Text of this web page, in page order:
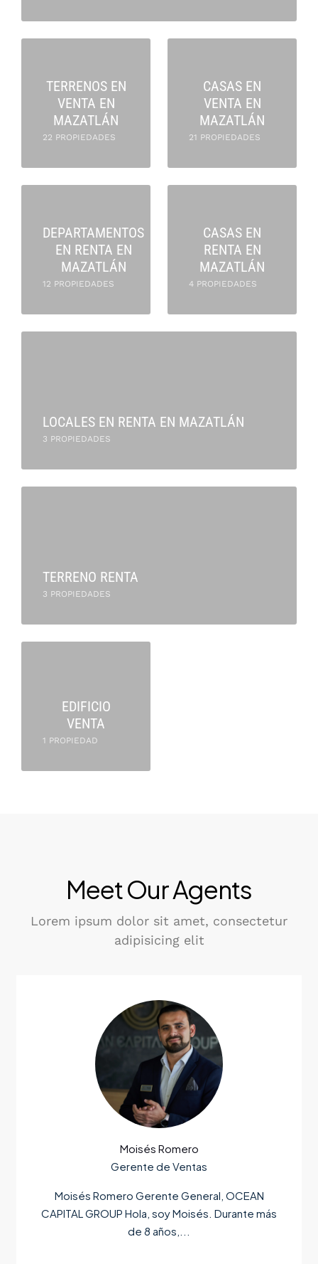
TERRENOS EN
VENTA EN
MAZATLÁN
22 PROPIEDADES
CASAS EN
VENTA EN
MAZATLÁN
21 PROPIEDADES
DEPARTAMENTOS
EN RENTA EN
MAZATLÁN
12 PROPIEDADES
CASAS EN
RENTA EN
MAZATLÁN
4 PROPIEDADES
LOCALES EN RENTA EN MAZATLÁN
3 PROPIEDADES
TERRENO RENTA
3 PROPIEDADES
EDIFICIO
VENTA
1 PROPIEDAD
Meet Our Agents
Lorem ipsum dolor sit amet, consectetur
adipisicing elit
Moisés Romero
Gerente de Ventas
Moisés Romero Gerente General, OCEAN
CAPITAL GROUP Hola, soy Moisés. Durante más
de 8 años,...